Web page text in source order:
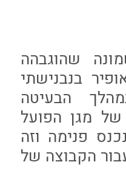
שהוגבהה
בנבנישתי
הבעיטה
מגן הפועל
פנימה וזה
הקבוצה של